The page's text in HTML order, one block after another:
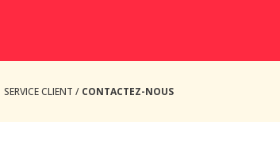
SERVICE CLIENT / CONTACTEZ-NOUS